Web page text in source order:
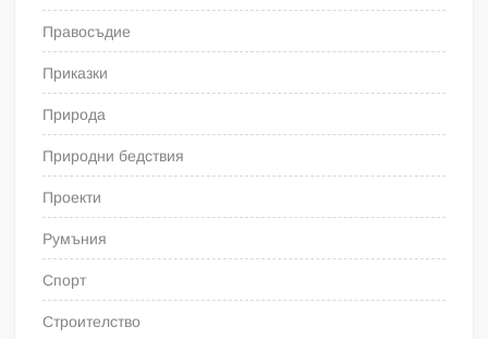
Правосъдие
Приказки
Природа
Природни бедствия
Проекти
Румъния
Спорт
Строителство